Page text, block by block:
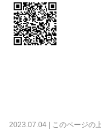
2023.07.04 | このページの